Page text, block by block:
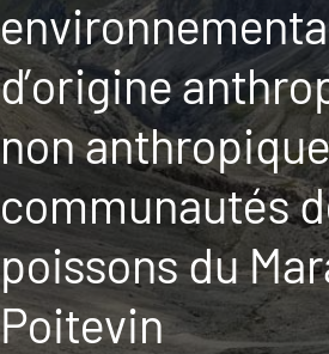
d’origine
non
communautés
poissons du
Poitevin